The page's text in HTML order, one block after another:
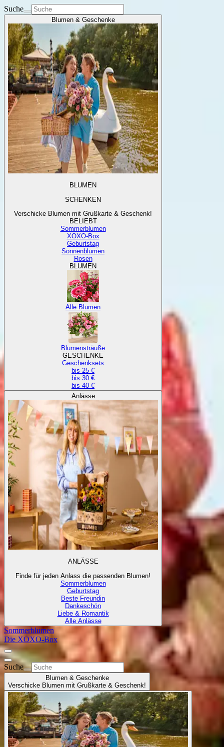
Suche
Blumen & Geschenke
BLUMEN
SCHENKEN
Verschicke Blumen mit Grußkarte & Geschenk!
BELIEBT
Sommerblumen
XOXO-Box
Geburtstag
Sonnenblumen
Rosen
BLUMEN
Alle Blumen
Blumensträuße
GESCHENKE
Geschenksets
bis 25 €
bis 30 €
bis 40 €
Anlässe
ANLÄSSE
Finde für jeden Anlass die passenden Blumen!
Sommerblumen
Geburtstag
Beste Freundin
Dankeschön
Liebe & Romantik
Alle Anlässe
Sommerblumen
Die XOXO-Box
Suche
Blumen & Geschenke
Verschicke Blumen mit Grußkarte & Geschenk!